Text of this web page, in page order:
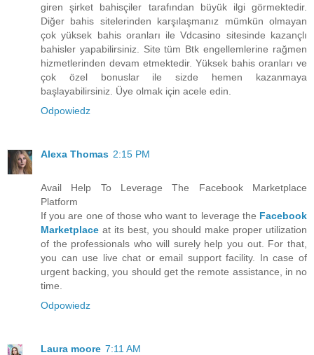
giren şirket bahisçiler tarafından büyük ilgi görmektedir.
Diğer bahis sitelerinden karşılaşmanız mümkün olmayan
çok yüksek bahis oranları ile Vdcasino sitesinde kazançlı
bahisler yapabilirsiniz. Site tüm Btk engellemlerine rağmen
hizmetlerinden devam etmektedir. Yüksek bahis oranları ve
çok özel bonuslar ile sizde hemen kazanmaya
başlayabilirsiniz. Üye olmak için acele edin.
Odpowiedz
Alexa Thomas 2:15 PM
Avail Help To Leverage The Facebook Marketplace
Platform
If you are one of those who want to leverage the Facebook
Marketplace at its best, you should make proper utilization
of the professionals who will surely help you out. For that,
you can use live chat or email support facility. In case of
urgent backing, you should get the remote assistance, in no
time.
Odpowiedz
Laura moore 7:11 AM